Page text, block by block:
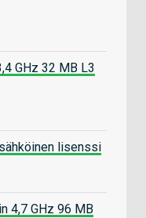
GHz 32 MB L3
lisenssi
4,7 GHz 96 MB